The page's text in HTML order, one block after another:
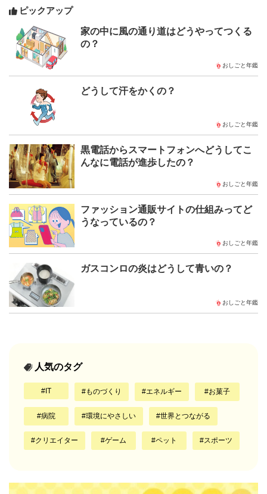
ピックアップ
家の中に風の通り道はどうやってつくる
の？
おしごと年鑑
どうして汗をかくの？
おしごと年鑑
黒電話からスマートフォンへどうしてこ
んなに電話が進歩したの？
おしごと年鑑
ファッション通販サイトの仕組みってど
うなっているの？
おしごと年鑑
ガスコンロの炎はどうして青いの？
おしごと年鑑
人気のタグ
IT ものづくり エネルギー お菓子
病院 環境にやさしい 世界とつながる
クリエイター ゲーム ペット スポーツ